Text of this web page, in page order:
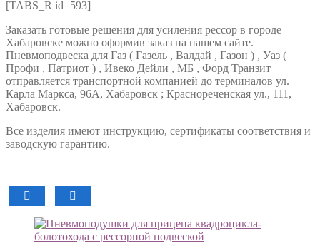
[TABS_R id=593]
Заказать готовые решения для усиления рессор в городе
Хабаровске можно оформив заказ на нашем сайте.
Пневмоподвеска для Газ ( Газель , Валдай , Газон ) , Уаз (
Профи , Патриот ) , Ивеко Дейли , МБ , Форд Транзит
отправляется транспортной компанией до терминалов ул.
Карла Маркса, 96А, Хабаровск ; Краснореченская ул., 111,
Хабаровск.
Все изделия имеют инструкцию, сертификаты соответствия и
заводскую гарантию.